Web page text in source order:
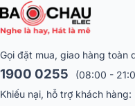
Gọi đặt mua, giao hàng toàn
1900 0255
(08:00 -
Khiếu nại, hỗ trợ khách hàng: